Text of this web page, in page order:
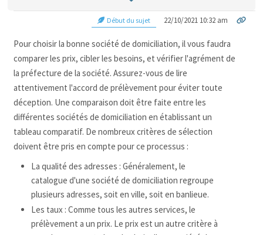
Début du sujet 22/10/2021 10:32 am
Pour choisir la bonne société de domiciliation, il vous faudra
comparer les prix, cibler les besoins, et vérifier l'agrément de
la préfecture de la société. Assurez-vous de lire
attentivement l'accord de prélèvement pour éviter toute
déception. Une comparaison doit être faite entre les
différentes sociétés de domiciliation en établissant un
tableau comparatif. De nombreux critères de sélection
doivent être pris en compte pour ce processus :
La qualité des adresses : Généralement, le
catalogue d'une société de domiciliation regroupe
plusieurs adresses, soit en ville, soit en banlieue.
Les taux : Comme tous les autres services, le
prélèvement a un prix. Le prix est un autre critère à